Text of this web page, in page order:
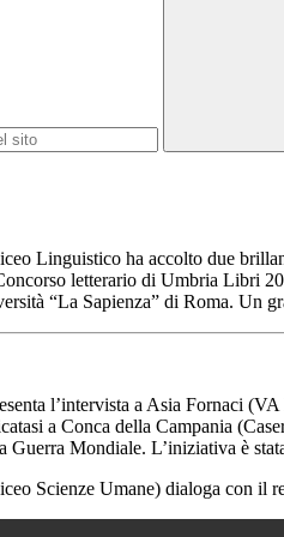
Linguistico ha accolto due
letterario di Umbria Libri
“La Sapienza” di Roma. Un
l’intervista a Asia Fornaci
a Conca della Campania
Mondiale. L’iniziativa è
Scienze Umane) dialoga con il